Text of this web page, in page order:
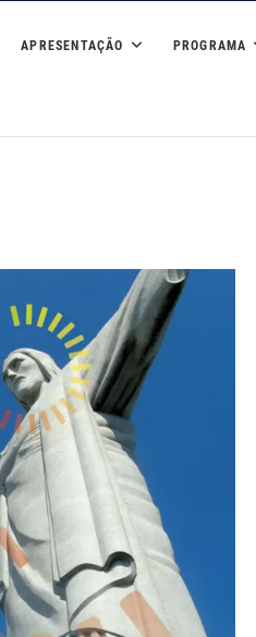
Luso-
APRESENTAÇÃO PROGRAMA